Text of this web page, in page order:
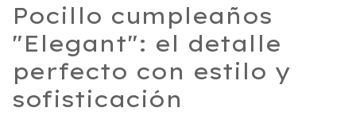
Pocillo cumpleaños
"Elegant": el detalle
perfecto con estilo y
sofisticación